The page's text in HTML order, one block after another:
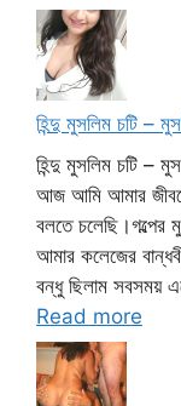
হিন্দু মুসলিম চটি –
হিন্দু মুসলিম চটি –
আজ আমি আমার
বলতে
আমার কলেজের
বন্ধু ছিলাম সবসময়
Read more